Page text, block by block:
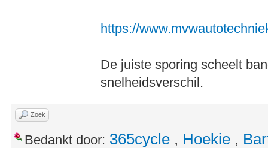
https://
De juiste sporing scheelt
snelheidsverschil.
Zoek
Bedankt door: 365cycle , Hoekie ,